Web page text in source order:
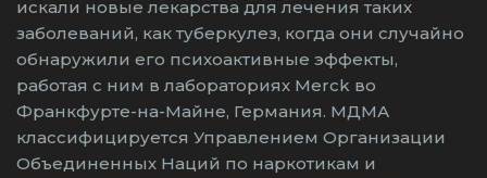
искали новые лекарства для лечения таких
заболеваний, как туберкулез, когда они случайно
обнаружили его психоактивные эффекты,
работая с ним в лабораториях Merck во
Франкфурте-на-Майне, Германия. МДМА
классифицируется Управлением Организации
Объединенных Наций по наркотикам и